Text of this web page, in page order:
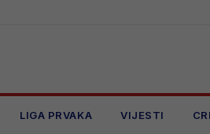
LIGA PRVAKA VIJESTI